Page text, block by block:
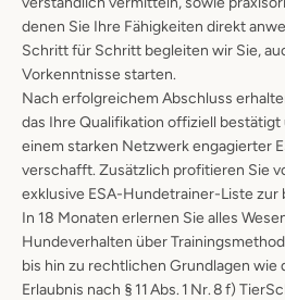
denen Sie Ihre Fähigkeiten direkt
Schritt für Schritt begleiten wir Sie,
Vorkenntnisse starten.
Nach erfolgreichem Abschluss
das Ihre Qualifikation offiziell bestätigt
einem starken Netzwerk engagierter
verschafft. Zusätzlich profitieren Sie
exklusive ESA-Hundetrainer-Liste zur
In 18 Monaten erlernen Sie alles
Hundeverhalten über
bis hin zu rechtlichen Grundlagen wie
Erlaubnis nach § 11 Abs. 1 Nr. 8 f)